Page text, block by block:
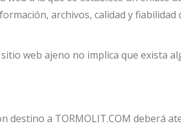
archivos, calidad y fiabilidad
web ajeno no implica que exista
destino a TORMOLIT.COM deberá